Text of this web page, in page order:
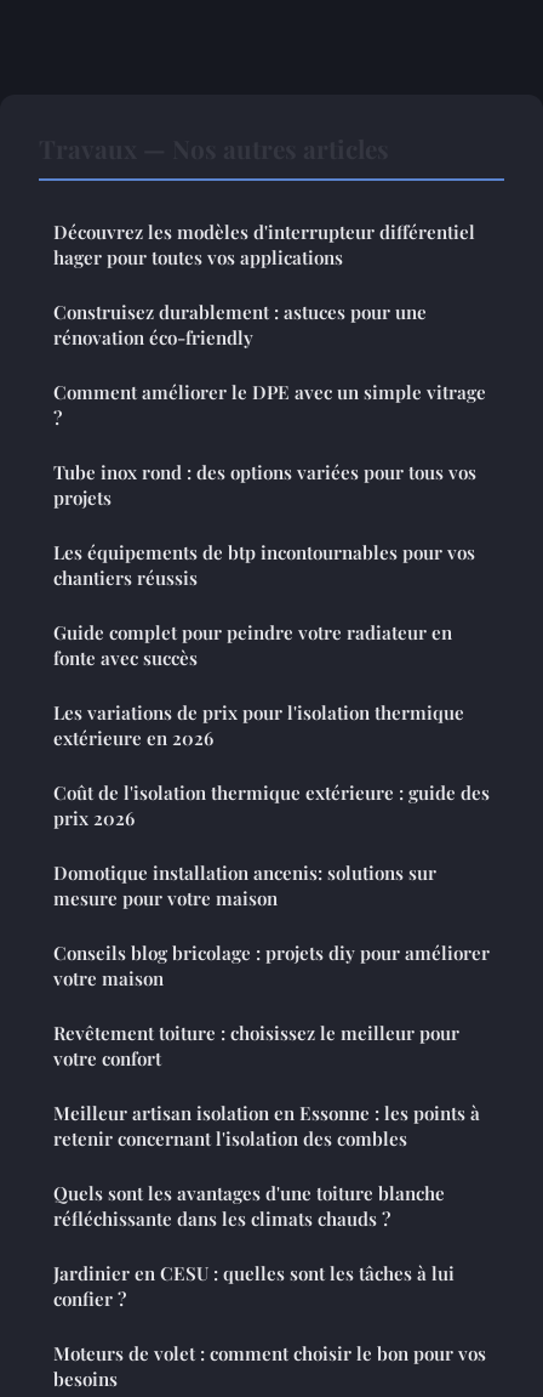
Découvrez les modèles d'interrupteur différentiel
hager pour toutes vos applications
Construisez durablement : astuces pour une
rénovation éco-friendly
Comment améliorer le DPE avec un simple vitrage
?
Tube inox rond : des options variées pour tous vos
projets
Les équipements de btp incontournables pour vos
chantiers réussis
Guide complet pour peindre votre radiateur en
fonte avec succès
Les variations de prix pour l'isolation thermique
extérieure en 2026
Coût de l'isolation thermique extérieure : guide des
prix 2026
Domotique installation ancenis: solutions sur
mesure pour votre maison
Conseils blog bricolage : projets diy pour améliorer
votre maison
Revêtement toiture : choisissez le meilleur pour
votre confort
Meilleur artisan isolation en Essonne : les points à
retenir concernant l'isolation des combles
Quels sont les avantages d'une toiture blanche
réfléchissante dans les climats chauds ?
Jardinier en CESU : quelles sont les tâches à lui
confier ?
Moteurs de volet : comment choisir le bon pour vos
besoins